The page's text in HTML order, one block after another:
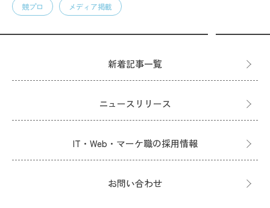
競プロ メディア掲載
新着記事一覧
ニュースリリース
IT・Web・マーケ職の採用情報
お問い合わせ